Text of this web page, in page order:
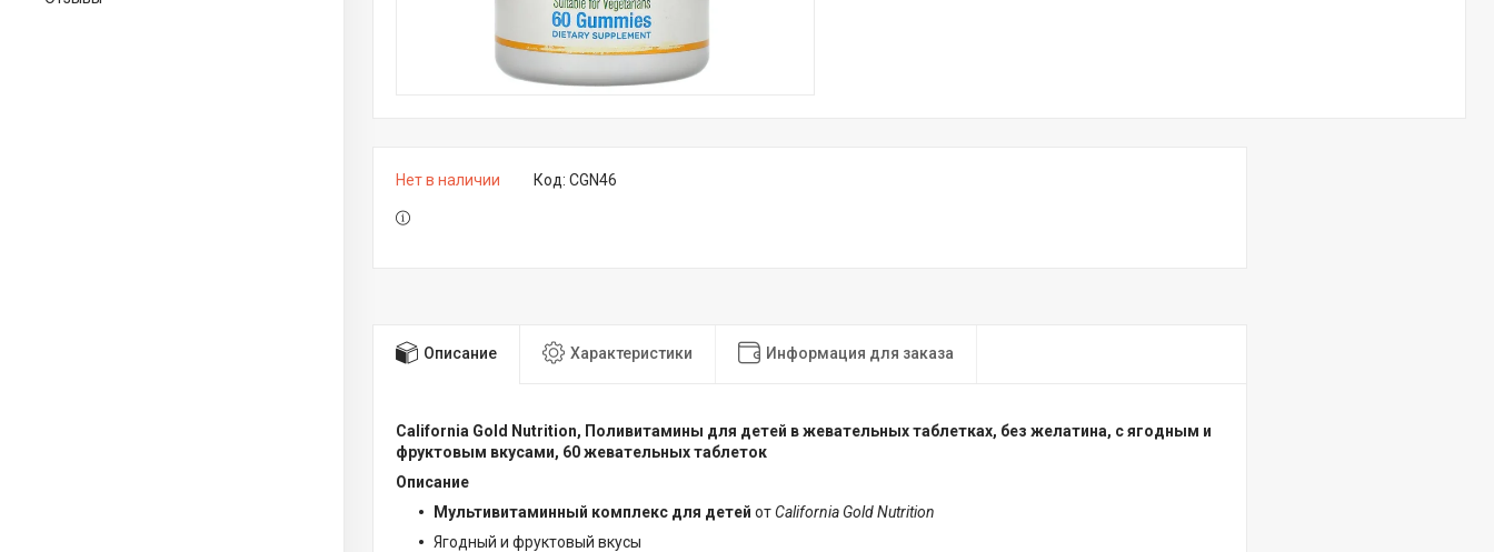
Нет в наличии Код: CGN46
Описание Характеристики Информация для заказа
California Gold Nutrition, Поливитамины для детей в жевательных таблетках, без желатина, с ягодным и
фруктовым вкусами, 60 жевательных таблеток
Описание
Мультивитаминный комплекс для детей отCalifornia Gold Nutrition
Ягодный и фруктовый вкусы